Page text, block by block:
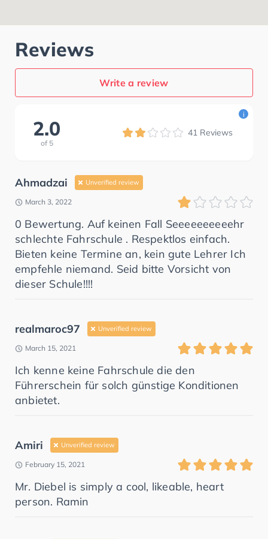
Reviews
Write a review
2.0
of 5
41 Reviews
i
Ahmadzai Unverified review
March 3, 2022
0 Bewertung. Auf keinen Fall Seeeeeeeeeehr
schlechte Fahrschule . Respektlos einfach.
Bieten keine Termine an, kein gute Lehrer Ich
empfehle niemand. Seid bitte Vorsicht von
dieser Schule!!!!
realmaroc97 Unverified review
March 15, 2021
Ich kenne keine Fahrschule die den
Führerschein für solch günstige Konditionen
anbietet.
Amiri Unverified review
February 15, 2021
Mr. Diebel is simply a cool, likeable, heart
person. Ramin